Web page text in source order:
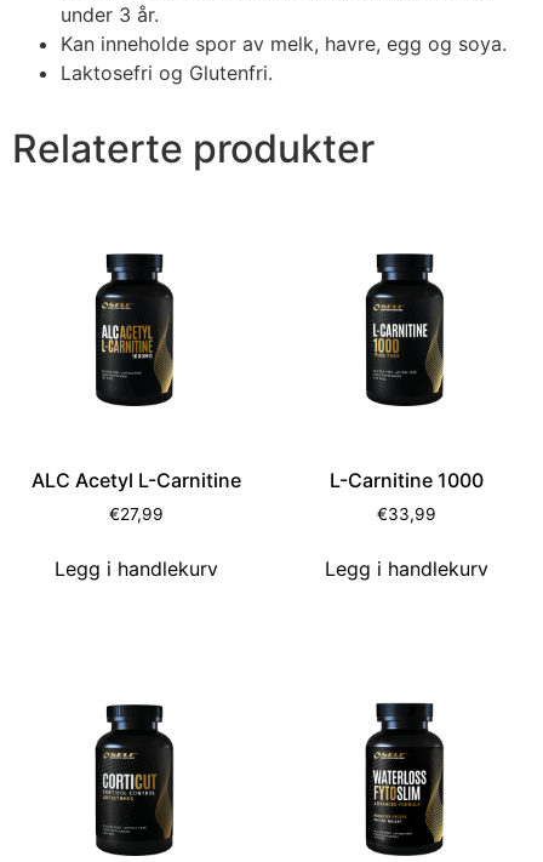
under 3 år.
Kan inneholde spor av melk, havre, egg og soya.
Laktosefri og Glutenfri.
Relaterte produkter
ALC Acetyl L-Carnitine
€27,99
Legg i handlekurv
L-Carnitine 1000
€33,99
Legg i handlekurv